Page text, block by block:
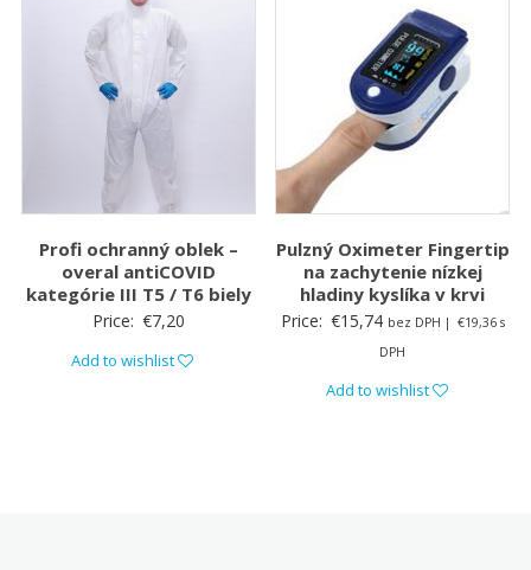
Profi ochranný oblek –
overal antiCOVID
kategórie III T5 / T6 biely
Price: €7,20
Add to wishlist
Pulzný Oximeter Fingertip
na zachytenie nízkej
hladiny kyslíka v krvi
Price: €15,74 bez DPH | €19,36s
DPH
Add to wishlist